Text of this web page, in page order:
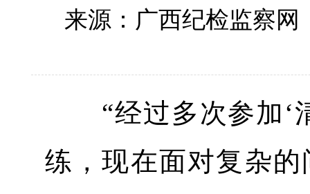
来源：广西纪检监察网
“经过多次参加‘清
练，现在面对复杂